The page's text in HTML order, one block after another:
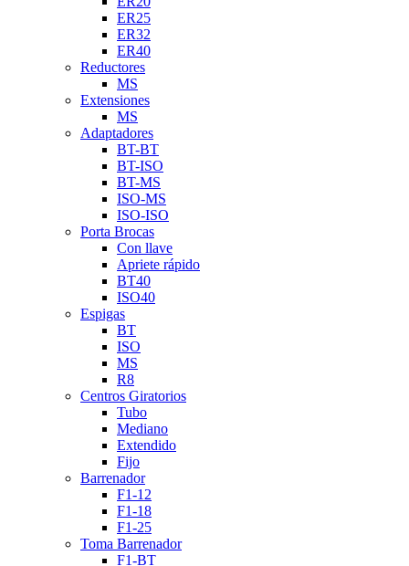
ER25
ER32
ER40
Reductores
MS
Extensiones
MS
Adaptadores
BT-BT
BT-ISO
BT-MS
ISO-MS
ISO-ISO
Porta Brocas
Con llave
Apriete rápido
BT40
ISO40
Espigas
BT
ISO
MS
R8
Centros Giratorios
Tubo
Mediano
Extendido
Fijo
Barrenador
F1-12
F1-18
F1-25
Toma Barrenador
F1-BT